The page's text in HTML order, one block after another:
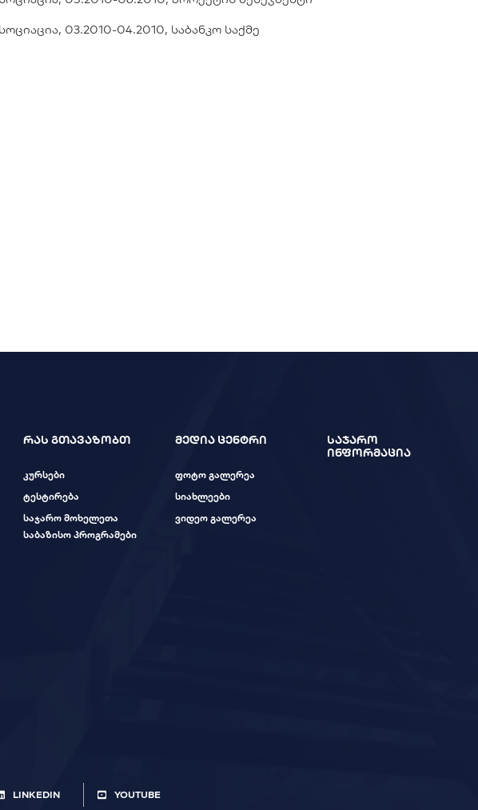
03.2010-04.2010, საბანკო საქმე
რას გთავაზობთ
კურსები
ტესტირება
საჯარო მოხელეთა
საბაზისო პროგრამები
მედია ცენტრი
ფოტო გალერეა
სიახლეები
ვიდეო გალერეა
საჯარო
ინფორმაცია
LINKEDIN YOUTUBE